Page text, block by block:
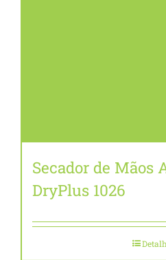
Secador de Mãos
DryPlus 1026